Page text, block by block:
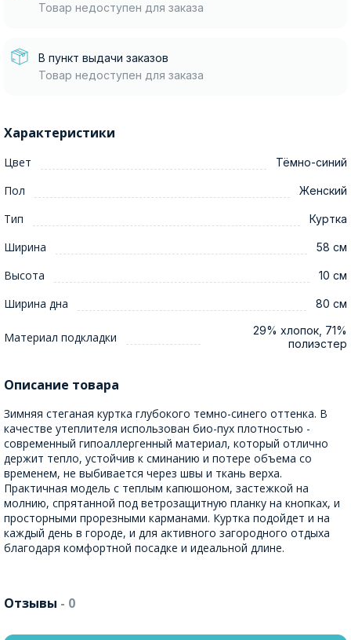
Товар недоступен для заказа
В пункт выдачи заказов
Товар недоступен для заказа
Характеристики
Цвет Тёмно-синий
Пол Женский
Тип Куртка
Ширина 58 см
Высота 10 см
Ширина дна 80 см
Материал подкладки
29% хлопок, 71%
полиэстер
Описание товара
Зимняя стеганая куртка глубокого темно-синего оттенка. В
качестве утеплителя использован био-пух плотностью -
современный гипоаллергенный материал, который отлично
держит тепло, устойчив к сминанию и потере объема со
временем, не выбивается через швы и ткань верха.
Практичная модель с теплым капюшоном, застежкой на
молнию, спрятанной под ветрозащитную планку на кнопках, и
просторными прорезными карманами. Куртка подойдет и на
каждый день в городе, и для активного загородного отдыха
благодаря комфортной посадке и идеальной длине.
Отзывы - 0